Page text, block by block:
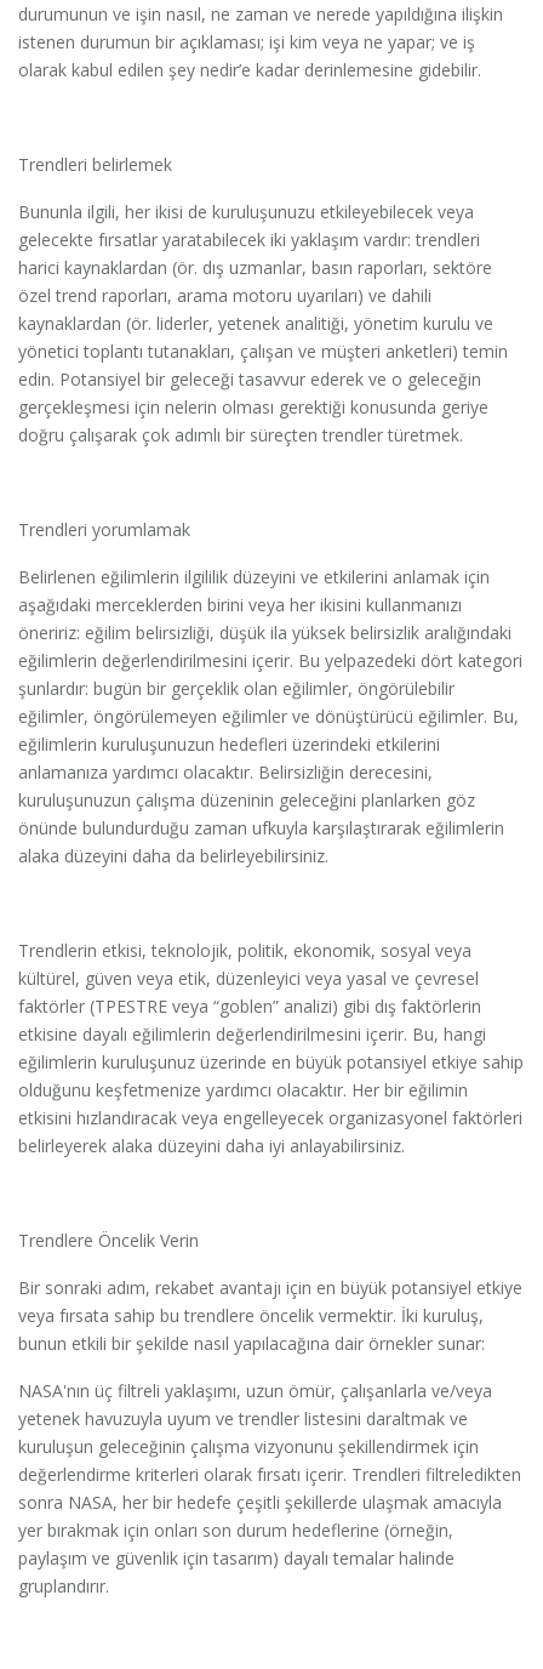
durumunun ve işin nasıl, ne zaman ve nerede yapıldığına ilişkin
istenen durumun bir açıklaması; işi kim veya ne yapar; ve iş
olarak kabul edilen şey nedir’e kadar derinlemesine gidebilir.
Trendleri belirlemek
Bununla ilgili, her ikisi de kuruluşunuzu etkileyebilecek veya
gelecekte fırsatlar yaratabilecek iki yaklaşım vardır: trendleri
harici kaynaklardan (ör. dış uzmanlar, basın raporları, sektöre
özel trend raporları, arama motoru uyarıları) ve dahili
kaynaklardan (ör. liderler, yetenek analitiği, yönetim kurulu ve
yönetici toplantı tutanakları, çalışan ve müşteri anketleri) temin
edin. Potansiyel bir geleceği tasavvur ederek ve o geleceğin
gerçekleşmesi için nelerin olması gerektiği konusunda geriye
doğru çalışarak çok adımlı bir süreçten trendler türetmek.
Trendleri yorumlamak
Belirlenen eğilimlerin ilgililik düzeyini ve etkilerini anlamak için
aşağıdaki merceklerden birini veya her ikisini kullanmanızı
öneririz: eğilim belirsizliği, düşük ila yüksek belirsizlik aralığındaki
eğilimlerin değerlendirilmesini içerir. Bu yelpazedeki dört kategori
şunlardır: bugün bir gerçeklik olan eğilimler, öngörülebilir
eğilimler, öngörülemeyen eğilimler ve dönüştürücü eğilimler. Bu,
eğilimlerin kuruluşunuzun hedefleri üzerindeki etkilerini
anlamanıza yardımcı olacaktır. Belirsizliğin derecesini,
kuruluşunuzun çalışma düzeninin geleceğini planlarken göz
önünde bulundurduğu zaman ufkuyla karşılaştırarak eğilimlerin
alaka düzeyini daha da belirleyebilirsiniz.
Trendlerin etkisi, teknolojik, politik, ekonomik, sosyal veya
kültürel, güven veya etik, düzenleyici veya yasal ve çevresel
faktörler (TPESTRE veya “goblen” analizi) gibi dış faktörlerin
etkisine dayalı eğilimlerin değerlendirilmesini içerir. Bu, hangi
eğilimlerin kuruluşunuz üzerinde en büyük potansiyel etkiye sahip
olduğunu keşfetmenize yardımcı olacaktır. Her bir eğilimin
etkisini hızlandıracak veya engelleyecek organizasyonel faktörleri
belirleyerek alaka düzeyini daha iyi anlayabilirsiniz.
Trendlere Öncelik Verin
Bir sonraki adım, rekabet avantajı için en büyük potansiyel etkiye
veya fırsata sahip bu trendlere öncelik vermektir. İki kuruluş,
bunun etkili bir şekilde nasıl yapılacağına dair örnekler sunar:
NASA'nın üç filtreli yaklaşımı, uzun ömür, çalışanlarla ve/veya
yetenek havuzuyla uyum ve trendler listesini daraltmak ve
kuruluşun geleceğinin çalışma vizyonunu şekillendirmek için
değerlendirme kriterleri olarak fırsatı içerir. Trendleri filtreledikten
sonra NASA, her bir hedefe çeşitli şekillerde ulaşmak amacıyla
yer bırakmak için onları son durum hedeflerine (örneğin,
paylaşım ve güvenlik için tasarım) dayalı temalar halinde
gruplandırır.